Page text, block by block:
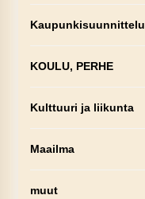
Kaupunkisuunnittelu
KOULU, PERHE
Kulttuuri ja liikunta
Maailma
muut